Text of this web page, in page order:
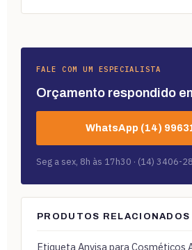
FALE COM UM ESPECIALISTA
Orçamento respondido
WhatsApp (14)
Seg a sex, 8h às 17h30 · (14) 3406-
PRODUTOS RELACIONADOS
Etiqueta Anvisa para Cosméticos